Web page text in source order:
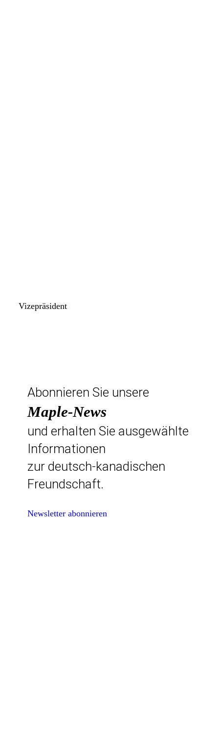
Vizepräsident
Abonnieren Sie unsere
Maple-News
und erhalten Sie ausgewählte
Informationen
zur deutsch-kanadischen
Freundschaft.
Newsletter abonnieren